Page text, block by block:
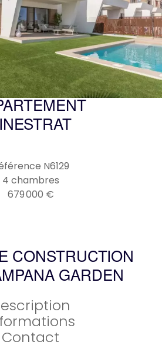
N6129
4 chambres
679 000 €
CONSTRUCTION
GARDEN
Contact